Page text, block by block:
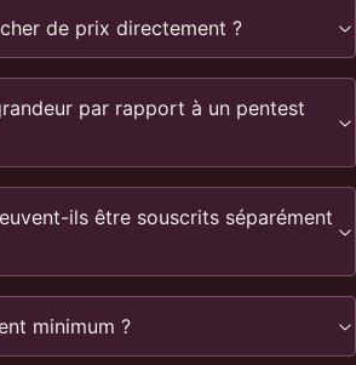
de prix directement ?
par rapport à un pentest
ils être souscrits séparément
minimum ?